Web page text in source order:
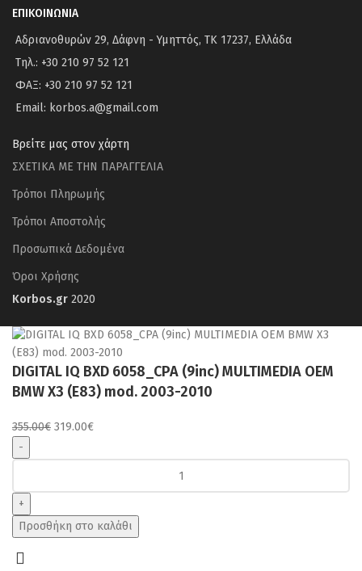
ΕΠΙΚΟΙΝΩΝΙΑ
Αδριανοθυρών 29, Δάφνη - Υμηττός, ΤΚ 17237, Ελλάδα
Τηλ.: +30 210 97 52 121
ΦΑΞ: +30 210 97 52 121
Email: korbos.a@gmail.com
Βρείτε μας στον χάρτη
ΣΧΕΤΙΚΑ ΜΕ ΤΗΝ ΠΑΡΑΓΓΕΛΙΑ
Τρόποι Πληρωμής
Τρόποι Αποστολής
Προσωπικά Δεδομένα
Όροι Χρήσης
Korbos.gr 2020
DIGITAL IQ BXD 6058_CPA (9inc) MULTIMEDIA OEM
BMW X3 (E83) mod. 2003-2010
355.00€ Original
was:
319.00€Η
τιμή
319.00€.
BXD
6058_CPA
(9inc)
MULTIMEDIA
Προσθήκη στο καλάθι